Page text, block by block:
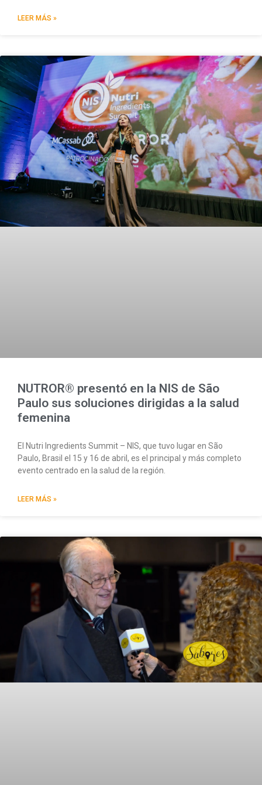
LEER MÁS »
NUTROR® presentó en la NIS de São
Paulo sus soluciones dirigidas a la salud
femenina
El Nutri Ingredients Summit – NIS, que tuvo lugar en São
Paulo, Brasil el 15 y 16 de abril, es el principal y más completo
evento centrado en la salud de la región.
LEER MÁS »